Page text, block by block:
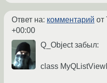
Ответ на: комментарий от
+00:00
Q_Object забыл:
class